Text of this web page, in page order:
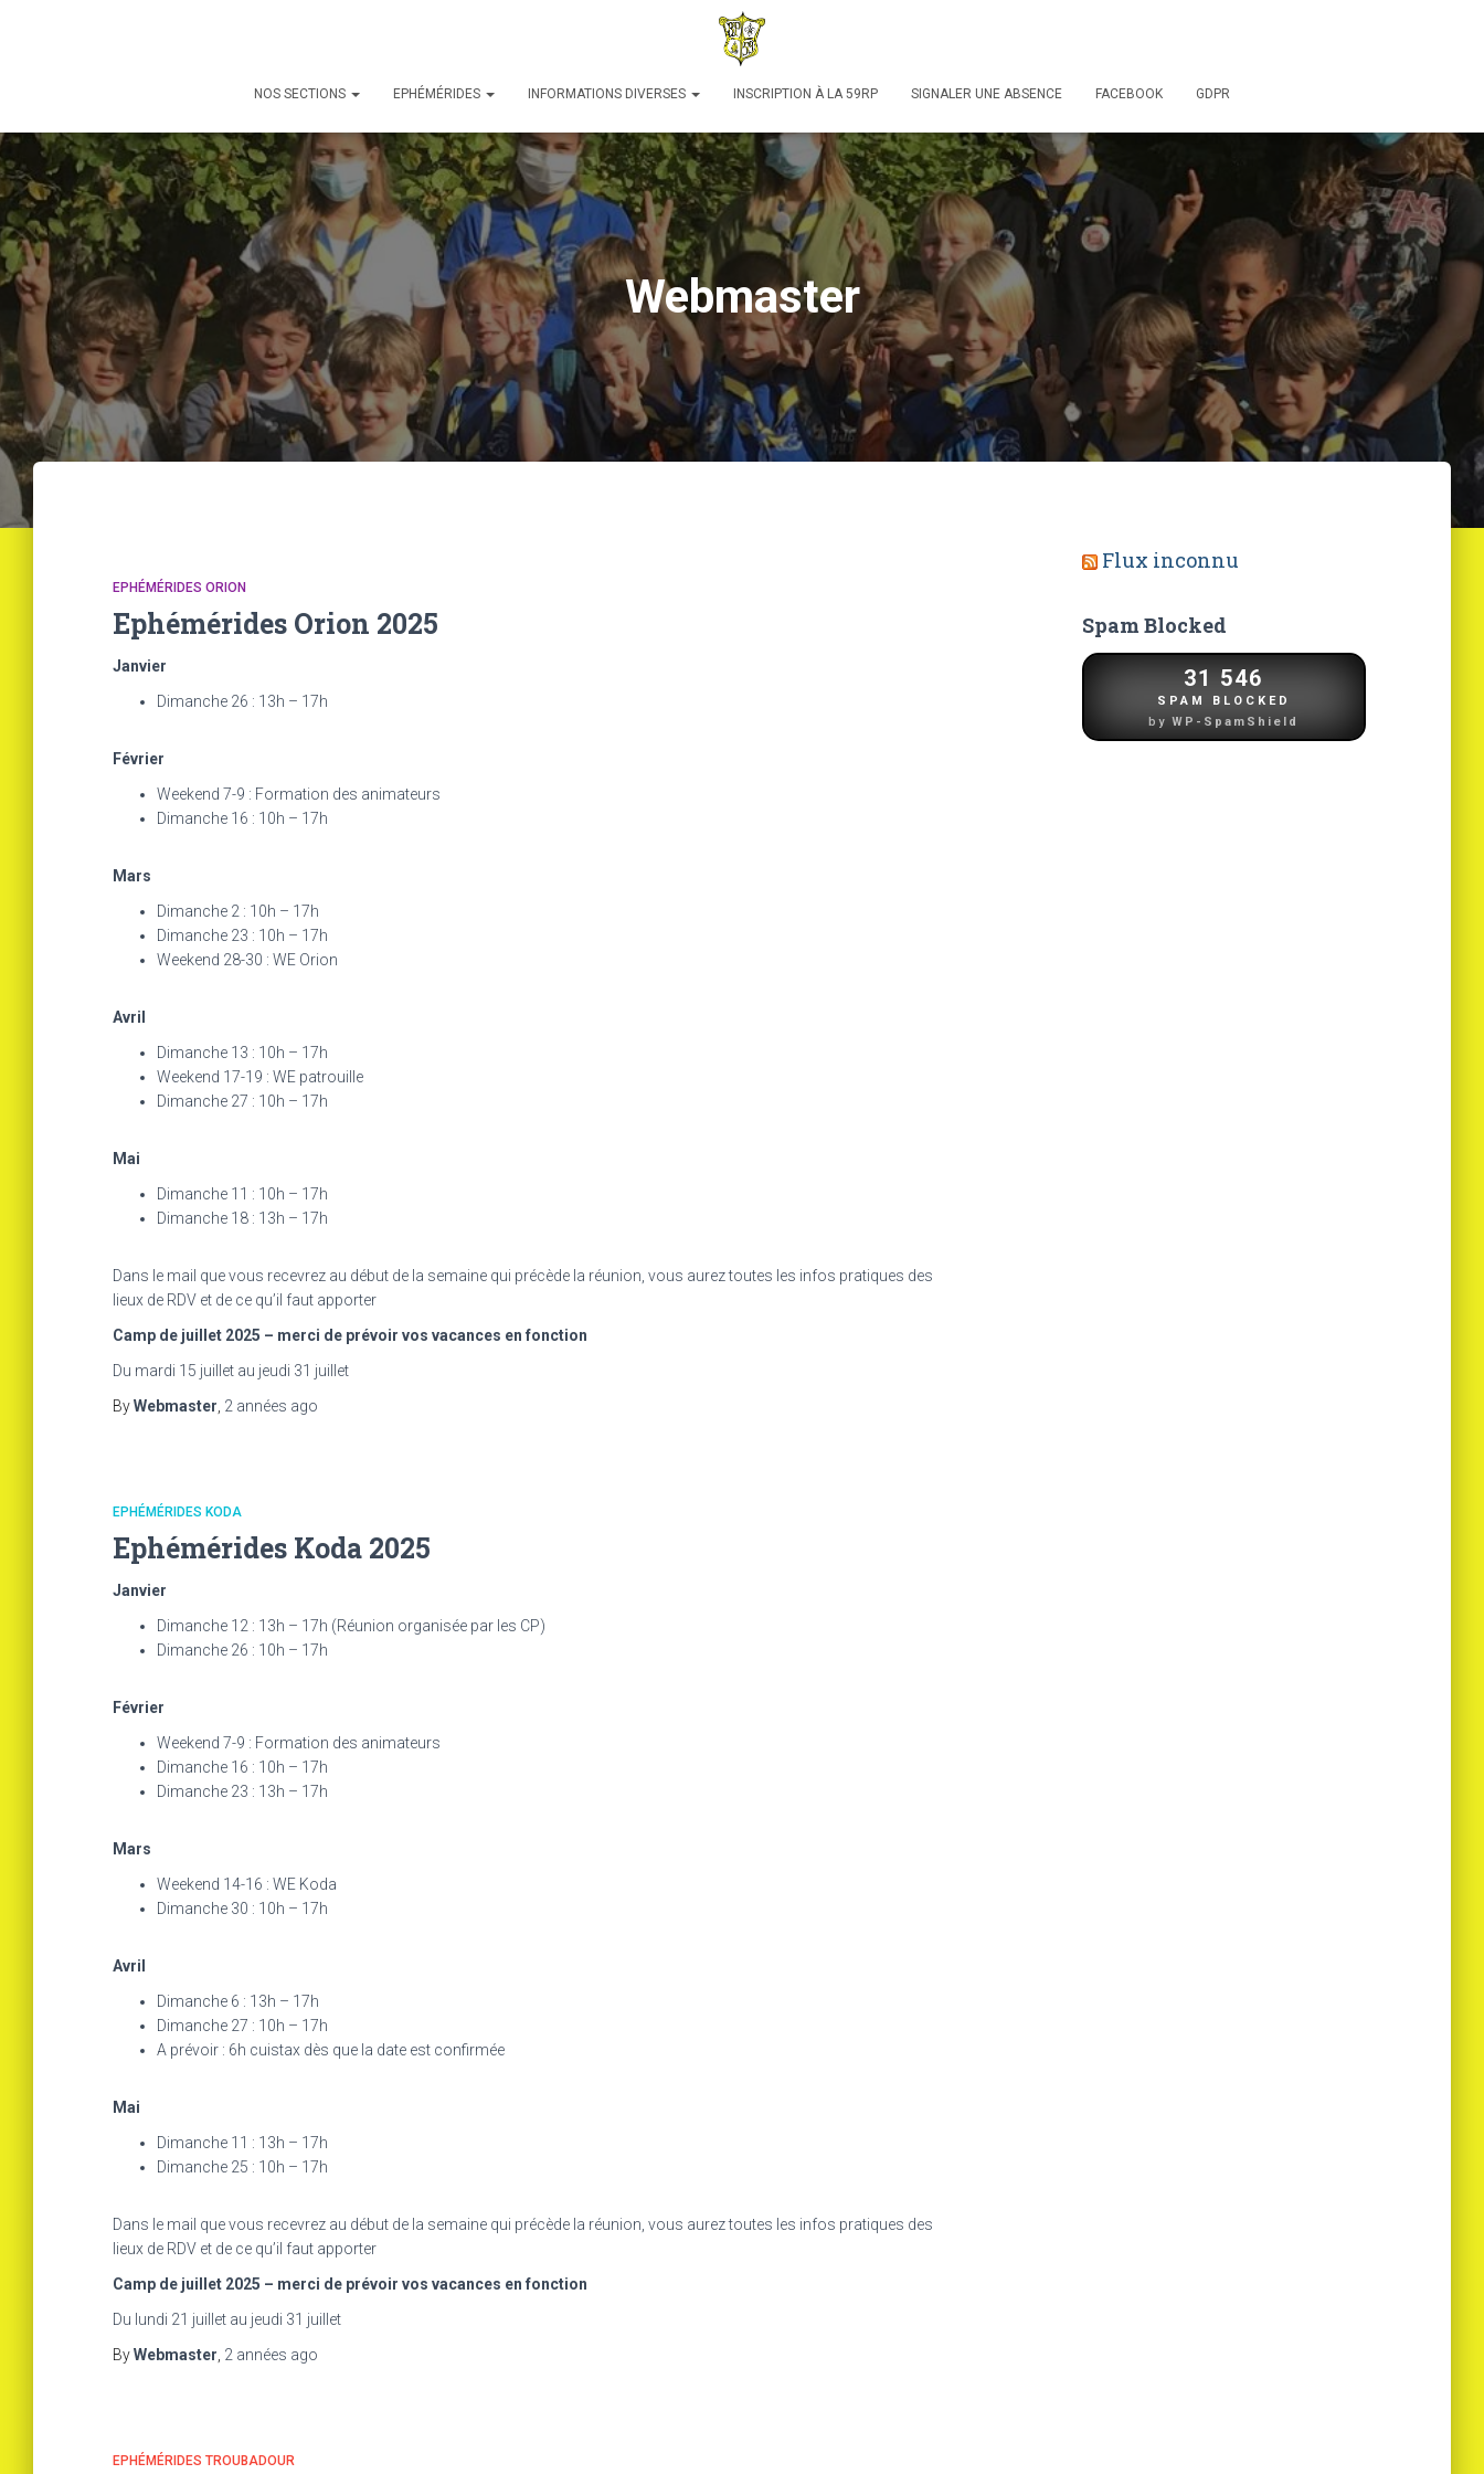
NOS SECTIONS EPHÉMÉRIDES INFORMATIONS DIVERSES INSCRIPTION À LA 59RP SIGNALER UNE ABSENCE FACEBOOK GDPR
Webmaster
EPHÉMÉRIDES ORION
Ephémérides Orion 2025
Janvier
Dimanche 26 : 13h – 17h
Février
Weekend 7-9 : Formation des animateurs
Dimanche 16 : 10h – 17h
Mars
Dimanche 2 : 10h – 17h
Dimanche 23 : 10h – 17h
Weekend 28-30 : WE Orion
Avril
Dimanche 13 : 10h – 17h
Weekend 17-19 : WE patrouille
Dimanche 27 : 10h – 17h
Mai
Dimanche 11 : 10h – 17h
Dimanche 18 : 13h – 17h
Dans le mail que vous recevrez au début de la semaine qui précède la réunion, vous aurez toutes les infos pratiques des
lieux de RDV et de ce qu’il faut apporter
Camp de juillet 2025 – merci de prévoir vos vacances en fonction
Du mardi 15 juillet au jeudi 31 juillet
ByWebmaster 2 années ago
EPHÉMÉRIDES KODA
Ephémérides Koda 2025
Janvier
Dimanche 12 : 13h – 17h (Réunion organisée par les CP)
Dimanche 26 : 10h – 17h
Février
Weekend 7-9 : Formation des animateurs
Dimanche 16 : 10h – 17h
Dimanche 23 : 13h – 17h
Mars
Weekend 14-16 : WE Koda
Dimanche 30 : 10h – 17h
Avril
Dimanche 6 : 13h – 17h
Dimanche 27 : 10h – 17h
A prévoir : 6h cuistax dès que la date est confirmée
Mai
Dimanche 11 : 13h – 17h
Dimanche 25 : 10h – 17h
Dans le mail que vous recevrez au début de la semaine qui précède la réunion, vous aurez toutes les infos pratiques des
lieux de RDV et de ce qu’il faut apporter
Camp de juillet 2025 – merci de prévoir vos vacances en fonction
Du lundi 21 juillet au jeudi 31 juillet
ByWebmaster 2 années ago
EPHÉMÉRIDES TROUBADOUR
Flux inconnu
Spam Blocked
31 546
SPAM BLOCKED
byWP-SpamShield